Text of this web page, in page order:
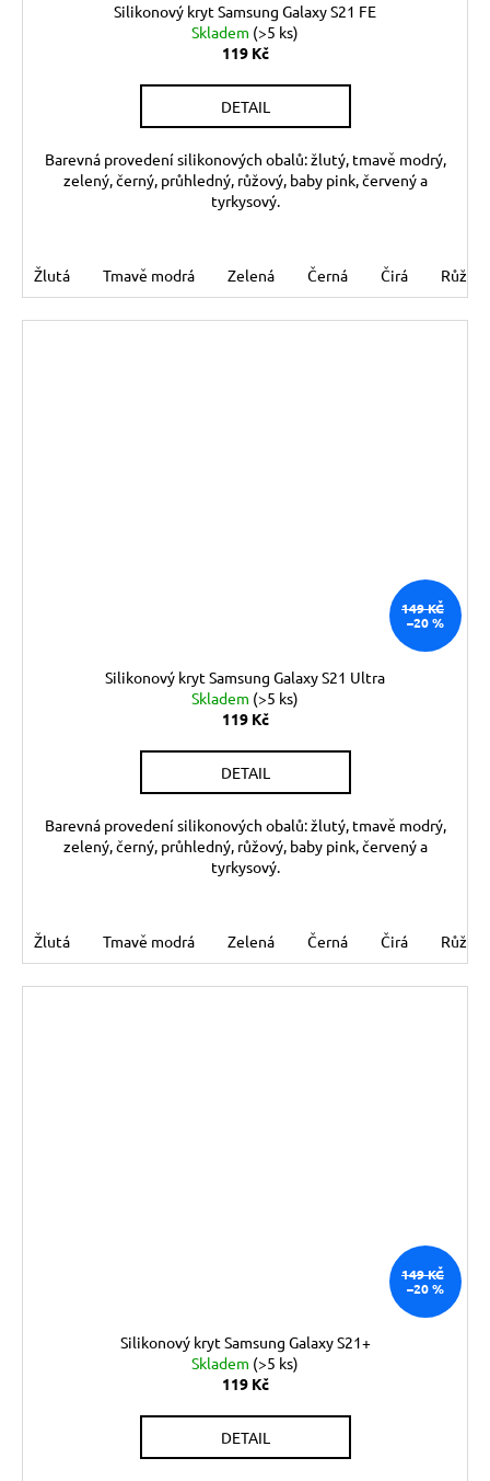
Silikonový kryt Samsung Galaxy S21 FE
Skladem (>5 ks)
119 Kč
DETAIL
Barevná provedení silikonových obalů: žlutý, tmavě modrý,
zelený, černý, průhledný, růžový, baby pink, červený a
tyrkysový.
Žlutá Tmavě modrá Zelená Černá Čirá Růžová
149 KČ
–20 %
Silikonový kryt Samsung Galaxy S21 Ultra
Skladem (>5 ks)
119 Kč
DETAIL
Barevná provedení silikonových obalů: žlutý, tmavě modrý,
zelený, černý, průhledný, růžový, baby pink, červený a
tyrkysový.
Žlutá Tmavě modrá Zelená Černá Čirá Růžová
149 KČ
–20 %
Silikonový kryt Samsung Galaxy S21+
Skladem (>5 ks)
119 Kč
DETAIL